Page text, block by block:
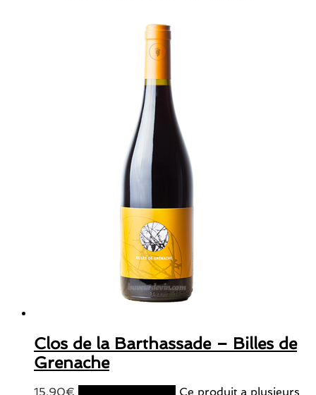
Clos de la Barthassade – Billes de
Grenache
15,90€ Ce produit a plusieurs